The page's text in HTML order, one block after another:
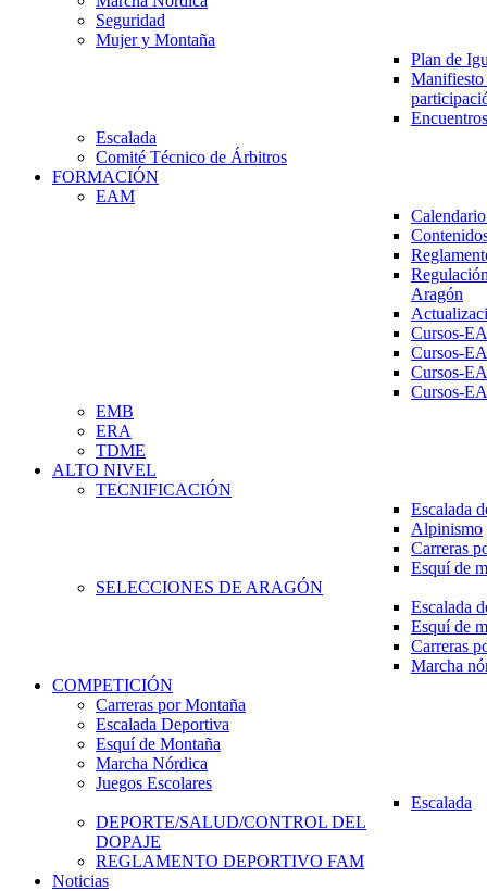
Seguridad
Mujer y Montaña
Plan de
Escalada
Comité Técnico de Árbitros
FORMACIÓN
EAM
Aragón
Cursos-
Cursos-
Cursos-
Cursos-
EMB
ERA
TDME
ALTO NIVEL
TECNIFICACIÓN
Escalada
Alpinismo
Carreras
Esquí de
SELECCIONES DE ARAGÓN
Escalada
Esquí de
Carreras
Marcha
COMPETICIÓN
Carreras por Montaña
Escalada Deportiva
Esquí de Montaña
Marcha Nórdica
Juegos Escolares
Escalada
DEPORTE/SALUD/CONTROL DEL
DOPAJE
REGLAMENTO DEPORTIVO FAM
Noticias